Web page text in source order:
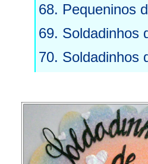
68. Pequeninos
69. Soldadinhos
70. Soldadinhos